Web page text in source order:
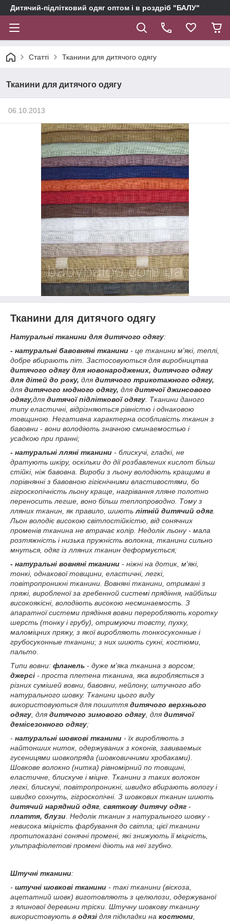
Дитячий-підлітковий одяг оптом і в роздріб "БАЛУ"
Статті Тканини для дитячого одягу
Тканини для дитячого одягу
06.10.2013
Тканини для дитячого одягу
Натуральні тканини для дитячого одягу:
- натуральні бавовняні тканини - це тканини м'які, теплі,
добре вбирають піт. Застосовуються для виробництва
дитячого одягу для новонароджених, дитячого одягу
для дітей до року, для дитячого трикотажного одягу,
для дитячого модного одягу, для дитячої джинсового
одягу,для дитячої підліткової одягу . Тканини даного
типу еластичні, відрізняються рівністю і однаковою
товщиною. Негативна характерна особливість тканин з
бавовни - вони володіють значною сминаемостью і
усадкою при пранні;
- натуральні лляні тканини - блискучі, гладкі, не
дратують шкіру, оскільки до дії розбавлених кислот більш
стійкі, ніж бавовна. Вироби з льону володіють кращими в
порівнянні з бавовною гігієнічними властивостями, бо
гігроскопічність льону краще, нагрівання лляне полотно
переносить легше, воно більш теплопроводно. Тому з
лляних тканин, як правило, шиютьлітній дитячий одяг
Льон володіє високою світлостійкістю, від сонячних
променів тканина не втрачає колір. Недолік льону - мала
розтяжність і низька пружність волокна, тканини сильно
мнуться, одяг із лляних тканин деформується;
- натуральні вовняні тканини - ніжні на дотик, м'які,
тонкі, однакової товщини, еластичні, легкі,
повітропроникні тканини. Вовняні тканини, отримані з
пряжі, виробленої за гребенной системі прядіння, найбільш
високоякісні, володіють високою несминаемость. З
апаратної системи прядіння вовни переробляють коротку
шерсть (тонку і грубу), отримуючи товсту, пухку,
маломіцних пряжу, з якої виробляють тонкосуконные і
грубосуконные тканини; з них шиють сукні, костюми,
пальто.
Типи вовни: фланель - дуже м'яка тканина з ворсом;
джерсі - проста плетена тканина, яка виробляється з
різних сумішей вовни, бавовни, нейлону, штучного або
натурального шовку. Тканини цього виду
використовуються для пошиття дитячого верхнього
одягу , для дитячого зимового одягу , для дитячої
демісезонного одягу;
- натуральні шовкові тканини - їх виробляють з
найтонших ниток, одержуваних з коконів, завиваемых
гусеницями шовкопряда (шовковичними хробаками).
Шовкове волокно (нитка) рівномірний по товщині,
еластичне, блискуче і міцне. Тканини з таких волокон
легкі, блискучі, повітропроникні, швидко вбирають вологу і
швидко сохнуть, гігроскопічні. З шовкових тканин шиють
дитячий нарядний одяг святкову дитячу одяг -
плаття, блузи . Недолік тканин з натурального шовку -
невисока міцність фарбування до світла; цієї тканини
протипоказані сонячні промені, які знижують її міцність,
ультрафіолетові промені діють на неї згубно.
Штучні тканини:
- штучні шовкові тканини - такі тканини (віскоза,
ацетатний шовк) виготовляють з целюлози, одержуваної
з ялинової деревини тріски. Штучну шовкову тканину
використовують в одязі для підкладки на костюми